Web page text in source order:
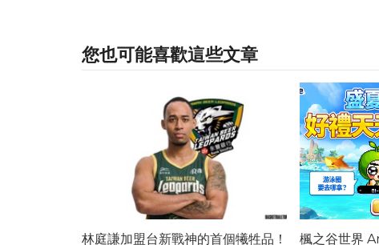
您也可能喜歡這些文章
林庭謙加盟台新戰神的首個犧牲品！
楓之谷世界